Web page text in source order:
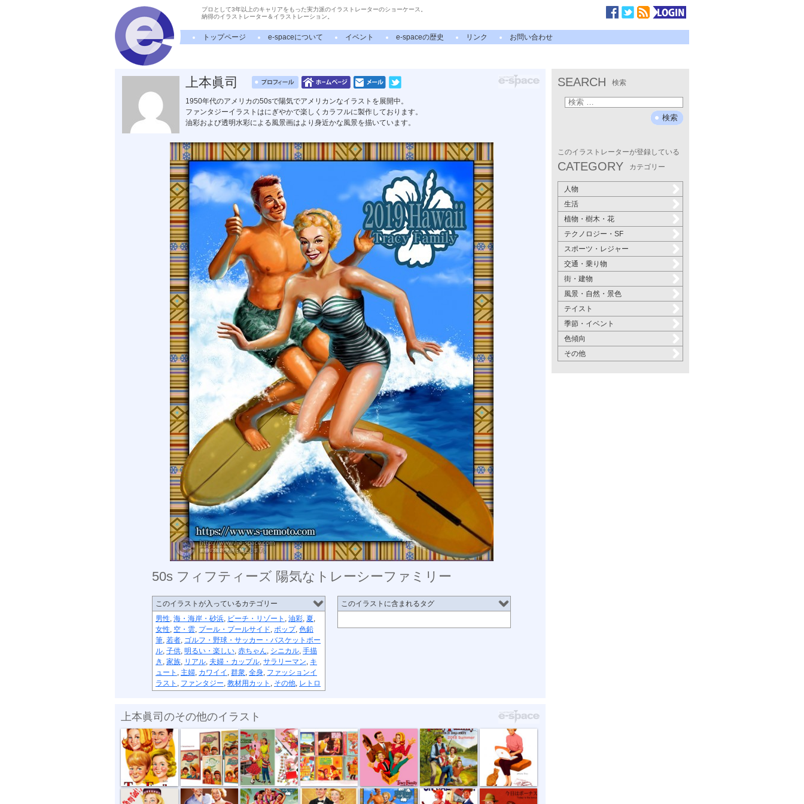
プロとして3年以上のキャリアをもった実力派のイラストレーターのショーケース。
納得のイラストレーター＆イラストレーション。
トップページ e-spaceについて イベント e-spaceの歴史 リンク お問い合わせ
上本眞司
1950年代のアメリカの50sで陽気でアメリカンなイラストを展開中。
ファンタジーイラストはにぎやかで楽しくカラフルに製作しております。
油彩および透明水彩による風景画はより身近かな風景を描いています。
50s フィフティーズ 陽気なトレーシーファミリー
このイラストが入っているカテゴリー
男性, 海・海岸・砂浜, ビーチ・リゾート , 油彩, 夏,
女性, 空・雲, プール・プールサイド, ポップ, 色鉛
筆, 若者, ゴルフ・野球・サッカー・バスケットボー
ル, 子供, 明るい・楽しい, 赤ちゃん, シニカル, 手描
き , 家族, リアル, 夫婦・カップル, サラリーマン, キ
ュート , 主婦, カワイイ , 群衆, 全身, ファッションイ
ラスト , ファンタジー, 教材用カット , その他, レトロ
このイラストに含まれるタグ
上本眞司のその他のイラスト
陽気なトレー... 50s バナナマン 50s フィフテ... 50s フィフテ...
50s陽気なト... 50s フィフテ... 50s フィフテ... 50s フィフテ... 50s フィフテ... 50s フィフテ... 50s フィフテ...
SEARCH 検索
このイラストレーターが登録している
CATEGORY カテゴリー
人物
生活
植物・樹木・花
テクノロジー・SF
スポーツ・レジャー
交通・乗り物
街・建物
風景・自然・景色
テイスト
季節・イベント
色傾向
その他